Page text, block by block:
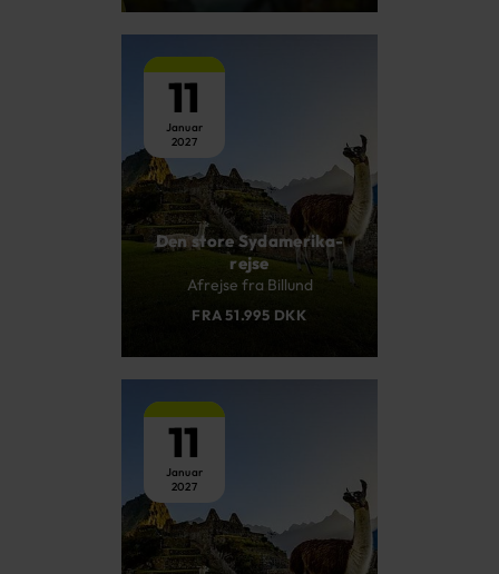
11
Januar
2027
Den store Sydamerika-
rejse
Afrejse fra Billund
FRA 51.995 DKK
11
Januar
2027